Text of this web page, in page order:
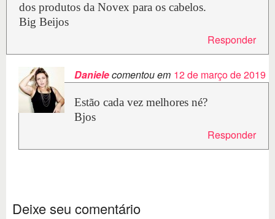
dos produtos da Novex para os cabelos.
Big Beijos
Responder
Danielecomentou em 12 de março de 2019
Estão cada vez melhores né?
Bjos
Responder
Deixe seu comentário